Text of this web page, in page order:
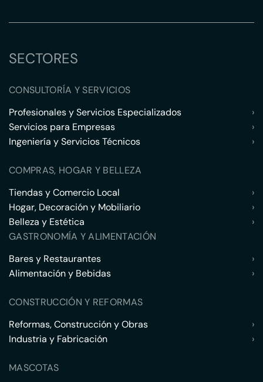
SECTORES
CONSULTORÍA Y SERVICIOS
Profesionales y Servicios Especializados
›
Servicios para Empresas
›
Ingeniería y Servicios Técnicos
›
COMPRAS, HOGAR Y BELLEZA
Tiendas y Comercio Local
›
Hogar, Decoración y Mobiliario
›
Belleza y Estética
›
GASTRONOMÍA Y ALIMENTACIÓN
Bares y Restaurantes
›
Alimentación y Bebidas
›
CONSTRUCCIÓN Y REFORMAS
Reformas, Construcción y Obras
›
Industria y Fabricación
›
MASCOTAS